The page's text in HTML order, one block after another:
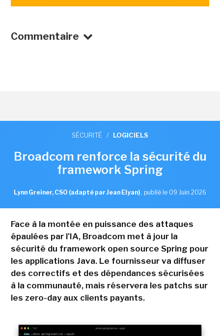
Commentaire
SÉCURITÉ / LOGICIELS
Broadcom renforce la sécurité du
framework Spring
Lynn Greiner, CSO (adapté par Jean Elyan) , publié le 09 Juin 2026
Face à la montée en puissance des attaques
épaulées par l'IA, Broadcom met à jour la
sécurité du framework open source Spring pour
les applications Java. Le fournisseur va diffuser
des correctifs et des dépendances sécurisées
à la communauté, mais réservera les patchs sur
les zero-day aux clients payants.